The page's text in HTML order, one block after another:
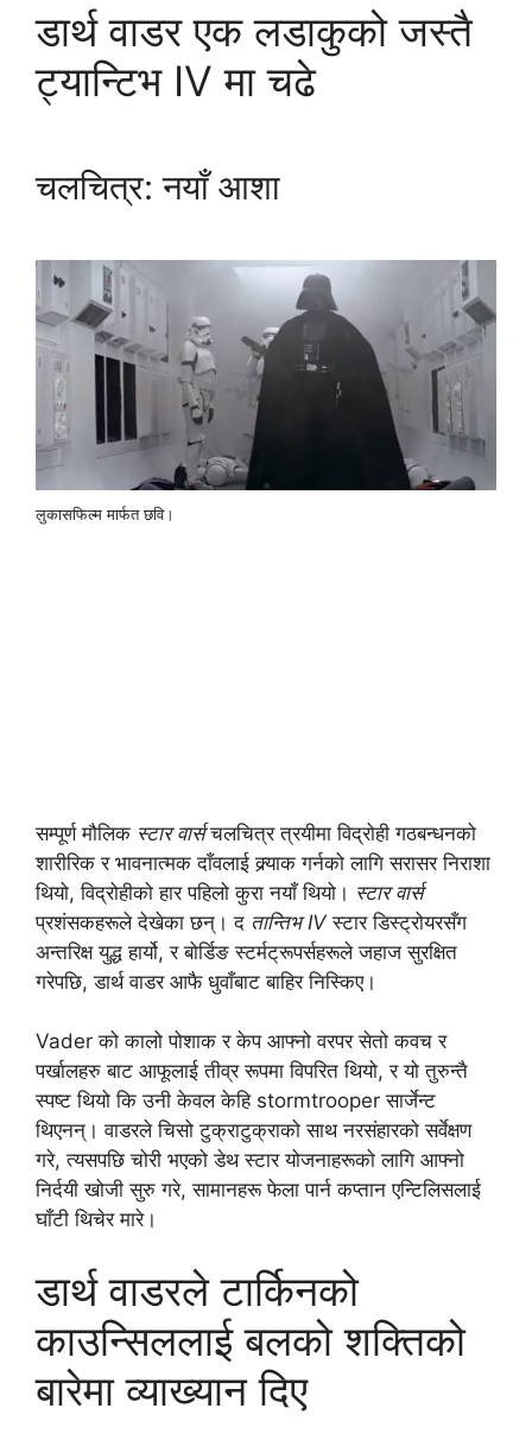
डार्थ वाडर एक लडाकुको जस्तै
ट्यान्टिभ IV मा चढे
चलचित्र: नयाँ आशा
लुकासफिल्म मार्फत छवि।
सम्पूर्ण मौलिक स्टार वार्सचलचित्र त्रयीमा विद्रोही गठबन्धनको
शारीरिक र भावनात्मक दाँवलाई क्र्याक गर्नको लागि सरासर निराशा
थियो, विद्रोहीको हार पहिलो कुरा नयाँ थियो। स्टार वार्स
प्रशंसकहरूले देखेका छन्। द तान्तिभ IVस्टार डिस्ट्रोयरसँग
अन्तरिक्ष युद्ध हार्यो, र बोर्डिङ स्टर्मट्रूपर्सहरूले जहाज सुरक्षित
गरेपछि, डार्थ वाडर आफै धुवाँबाट बाहिर निस्किए।
Vader को कालो पोशाक र केप आफ्नो वरपर सेतो कवच र
पर्खालहरु बाट आफूलाई तीव्र रूपमा विपरित थियो, र यो तुरुन्तै
स्पष्ट थियो कि उनी केवल केहि stormtrooper सार्जेन्ट
थिएनन्। वाडरले चिसो टुक्राटुक्राको साथ नरसंहारको सर्वेक्षण
गरे, त्यसपछि चोरी भएको डेथ स्टार योजनाहरूको लागि आफ्नो
निर्दयी खोजी सुरु गरे, सामानहरू फेला पार्न कप्तान एन्टिलिसलाई
घाँटी थिचेर मारे।
डार्थ वाडरले टार्किनको
काउन्सिललाई बलको शक्तिको
बारेमा व्याख्यान दिए